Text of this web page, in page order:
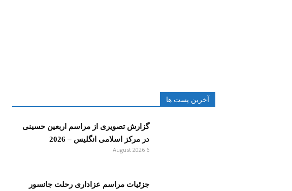
آخرین پست ها
گزارش تصویری از مراسم اربعین حسینی
در مرکز اسلامی انگلیس – 2026
6 August 2026
جزئیات مراسم عزاداری رحلت جانسور